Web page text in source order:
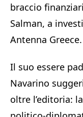
braccio
Salman, a
Antenna Greece.
Il suo essere
Navarino
oltre l’editoria: